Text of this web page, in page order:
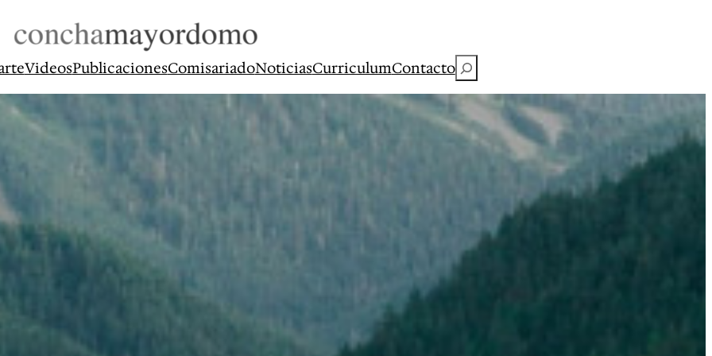
VideosPublicacionesComisariadoNoticiasCurriculumContactoBuscar